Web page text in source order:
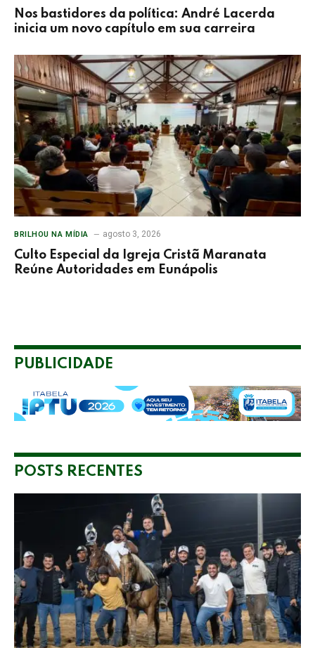
Nos bastidores da política: André Lacerda
inicia um novo capítulo em sua carreira
BRILHOU NA MÍDIA agosto 3, 2026
Culto Especial da Igreja Cristã Maranata
Reúne Autoridades em Eunápolis
PUBLICIDADE
POSTS RECENTES